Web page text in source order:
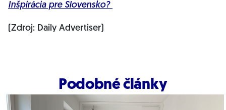
Inšpirácia pre Slovensko?
(Zdroj: Daily Advertiser)
Podobné články